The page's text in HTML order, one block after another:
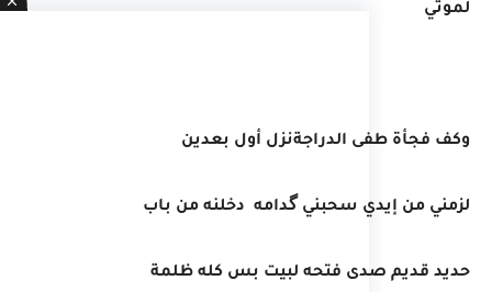
لموتي
وكف فجأة طفى الدراجةنزل أول بعدين
لزمني من إيدي سحبني گدامه دخلنه من باب
حديد قديم صدى فتحه لبيت بس كله ظلمة